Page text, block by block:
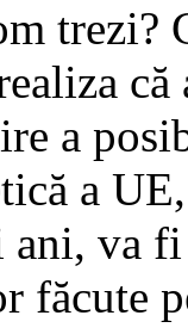
a
a
va
făcute